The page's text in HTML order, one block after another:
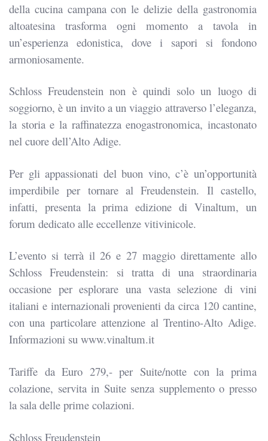
della cucina campana con le delizie della gastronomia
altoatesina trasforma ogni momento a tavola in
un’esperienza edonistica, dove i sapori si fondono
armoniosamente.
Schloss Freudenstein non è quindi solo un luogo di
soggiorno, è un invito a un viaggio attraverso l’eleganza,
la storia e la raffinatezza enogastronomica, incastonato
nel cuore dell’Alto Adige.
Per gli appassionati del buon vino, c’è un’opportunità
imperdibile per tornare al Freudenstein. Il castello,
infatti, presenta la prima edizione di Vinaltum, un
forum dedicato alle eccellenze vitivinicole.
L’evento si terrà il 26 e 27 maggio direttamente allo
Schloss Freudenstein: si tratta di una straordinaria
occasione per esplorare una vasta selezione di vini
italiani e internazionali provenienti da circa 120 cantine,
con una particolare attenzione al Trentino-Alto Adige.
Informazioni su www.vinaltum.it
Tariffe da Euro 279,- per Suite/notte con la prima
colazione, servita in Suite senza supplemento o presso
la sala delle prime colazioni.
Schloss Freudenstein